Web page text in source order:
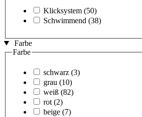
Klicksystem (50)
Schwimmend (38)
Farbe
Farbe
schwarz (3)
grau (10)
weiß (82)
rot (2)
beige (7)